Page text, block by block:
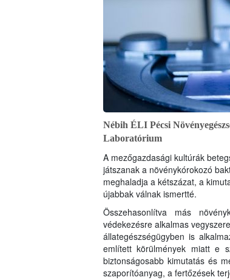
Nébih ÉLI Pécsi
Laboratórium
A mezőgazdasági kultúrák
játszanak a növénykórokozó
meghaladja a kétszázat, a
újabbak válnak ismertté.
Összehasonlítva más
védekezésre alkalmas
állategészségügyben is
említett körülmények miatt e
biztonságosabb kimutatás és
szaporítóanyag, a fertőzések